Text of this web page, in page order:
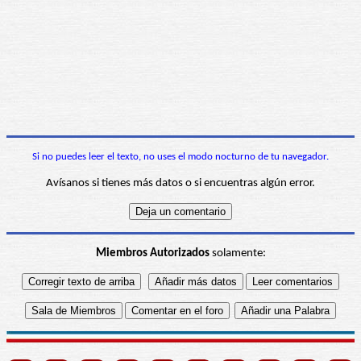
Si no puedes leer el texto, no uses el modo nocturno de tu navegador.
Avísanos si tienes más datos o si encuentras algún error.
Miembros Autorizadossolamente: